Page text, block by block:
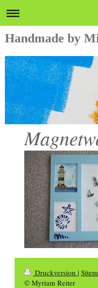
Handmade by
Druckversion |
© Myriam Reiter